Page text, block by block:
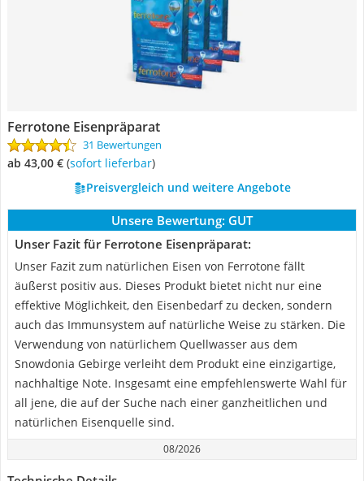
Ferrotone Eisenpräparat
31 Bewertungen
ab 43,00 € ( Sofort lieferbar)
Preisvergleich und weitere Angebote
Unsere Bewertung: GUT
Unser Fazit für Ferrotone Eisenpräparat:
Unser Fazit zum natürlichen Eisen von Ferrotone fällt
äußerst positiv aus. Dieses Produkt bietet nicht nur eine
effektive Möglichkeit, den Eisenbedarf zu decken, sondern
auch das Immunsystem auf natürliche Weise zu stärken. Die
Verwendung von natürlichem Quellwasser aus dem
Snowdonia Gebirge verleiht dem Produkt eine einzigartige,
nachhaltige Note. Insgesamt eine empfehlenswerte Wahl für
all jene, die auf der Suche nach einer ganzheitlichen und
natürlichen Eisenquelle sind.
08/2026